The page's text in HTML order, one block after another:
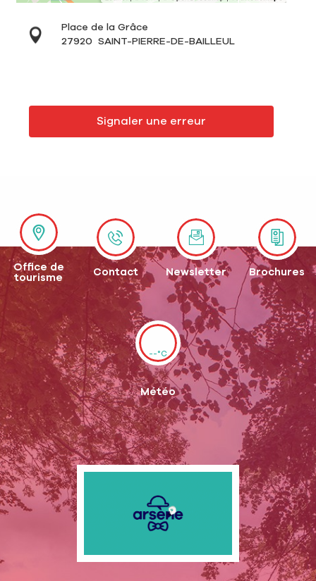
Place de la Grâce
27920
SAINT-PIERRE-DE-BAILLEUL
Signaler une erreur
Office de
tourisme
Contact Newsletter Brochures
--°C
Météo